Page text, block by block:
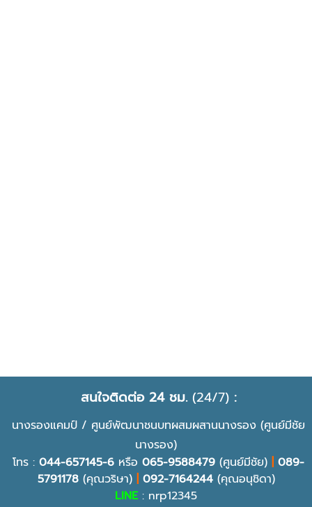
สนใจติดต่อ 24 ชม. (24/7):
นางรองแคมป์ / ศูนย์พัฒนาชนบทผสมผสานนางรอง (ศูนย์มีชัย
นางรอง)
โทร : 044-657145-6 หรือ 065-9588479 (ศูนย์มีชัย)
089-
5791178 (คุณวริษา) 092-7164244 (คุณอนุชิดา)
LINE : nrp12345